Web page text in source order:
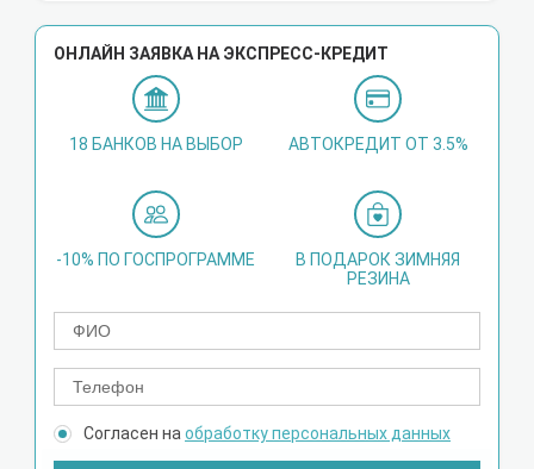
ОНЛАЙН ЗАЯВКА НА ЭКСПРЕСС-КРЕДИТ
18 БАНКОВ НА ВЫБОР АВТОКРЕДИТ ОТ 3.5%
-10% ПО ГОСПРОГРАММЕ
В ПОДАРОК ЗИМНЯЯ
РЕЗИНА
Согласен на обработку персональных данных